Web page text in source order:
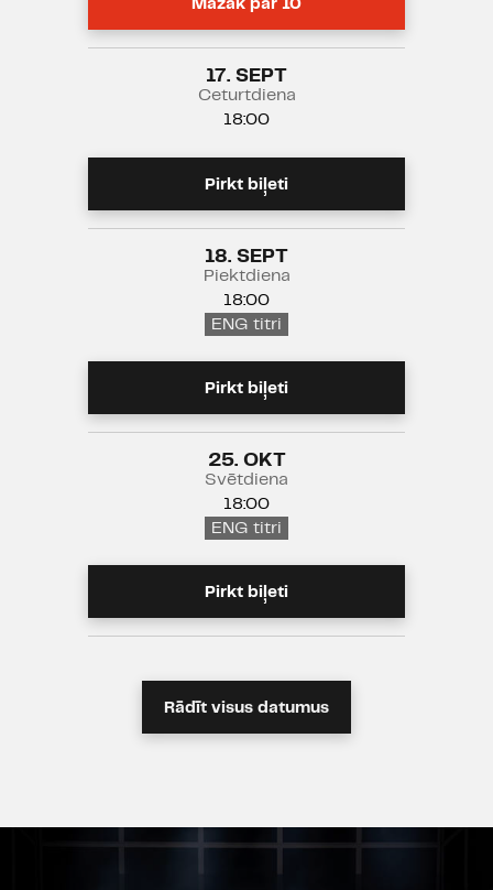
Mazāk par 10
17. SEPT
Ceturtdiena
18:00
Pirkt biļeti
18. SEPT
Piektdiena
18:00
ENG titri
Pirkt biļeti
25. OKT
Svētdiena
18:00
ENG titri
Pirkt biļeti
Rādīt visus datumus